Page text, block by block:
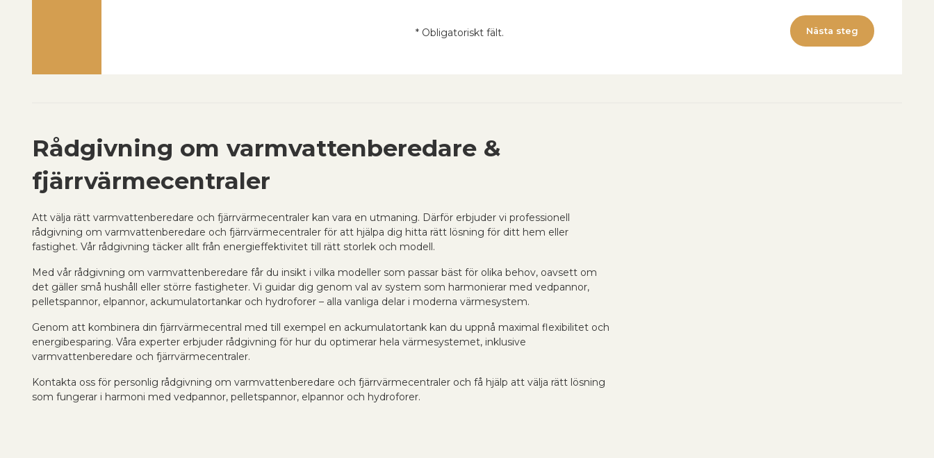
Nästa steg
* Obligatoriskt fält.
Rådgivning om varmvattenberedare &
fjärrvärmecentraler
Att välja rätt varmvattenberedare och fjärrvärmecentraler kan vara en utmaning. Därför erbjuder vi professionell
rådgivning om varmvattenberedare och fjärrvärmecentraler för att hjälpa dig hitta rätt lösning för ditt hem eller
fastighet. Vår rådgivning täcker allt från energieffektivitet till rätt storlek och modell.
Med vår rådgivning om varmvattenberedare får du insikt i vilka modeller som passar bäst för olika behov, oavsett om
det gäller små hushåll eller större fastigheter. Vi guidar dig genom val av system som harmonierar med vedpannor,
pelletspannor, elpannor, ackumulatortankar och hydroforer – alla vanliga delar i moderna värmesystem.
Genom att kombinera din fjärrvärmecentral med till exempel en ackumulatortank kan du uppnå maximal flexibilitet och
energibesparing. Våra experter erbjuder rådgivning för hur du optimerar hela värmesystemet, inklusive
varmvattenberedare och fjärrvärmecentraler.
Kontakta oss för personlig rådgivning om varmvattenberedare och fjärrvärmecentraler och få hjälp att välja rätt lösning
som fungerar i harmoni med vedpannor, pelletspannor, elpannor och hydroforer.